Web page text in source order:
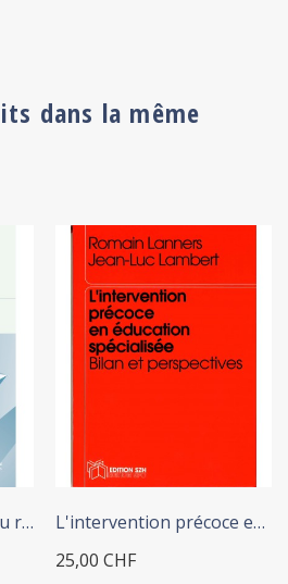
dans la même
L’importance perçue du rôle...
+ ADD TO CART
L'intervention précoce en...
25,00 CHF